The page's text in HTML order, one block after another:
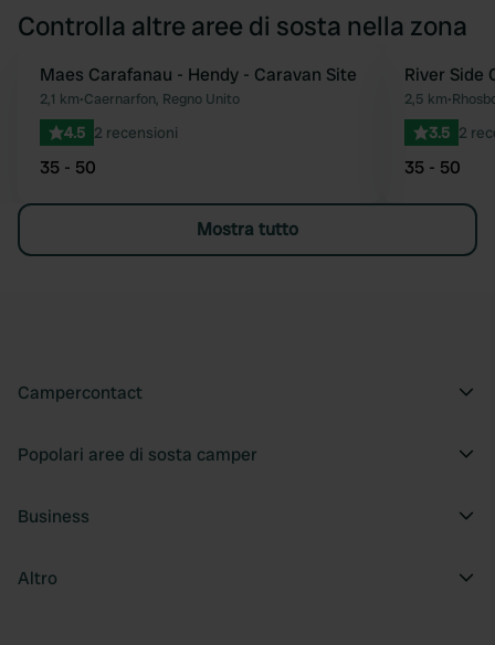
Controlla altre aree di sosta nella zona
Preferito
Maes Carafanau - Hendy - Caravan Site
2,1 km•Caernarfon, Regno Unito
4.5 2 recensioni
35 - 50
River Side
2,5 km•
3.5 2
35 - 50
Mostra tutto
Campercontact
Popolari aree di sosta camper
Business
Altro